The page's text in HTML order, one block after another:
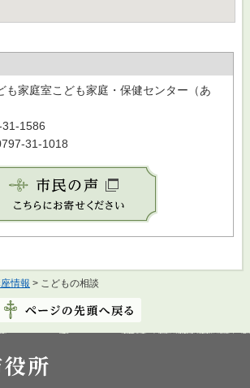
も家庭室こども家庭・保健センター（あ
1586
31-1018
情報 > こどもの相談